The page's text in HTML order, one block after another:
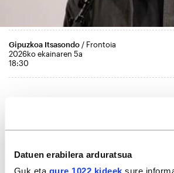
Datuen erabilera arduratsua
Gipuzkoa Itsasondo / Frontoia
2026ko ekainaren 5a
18:30